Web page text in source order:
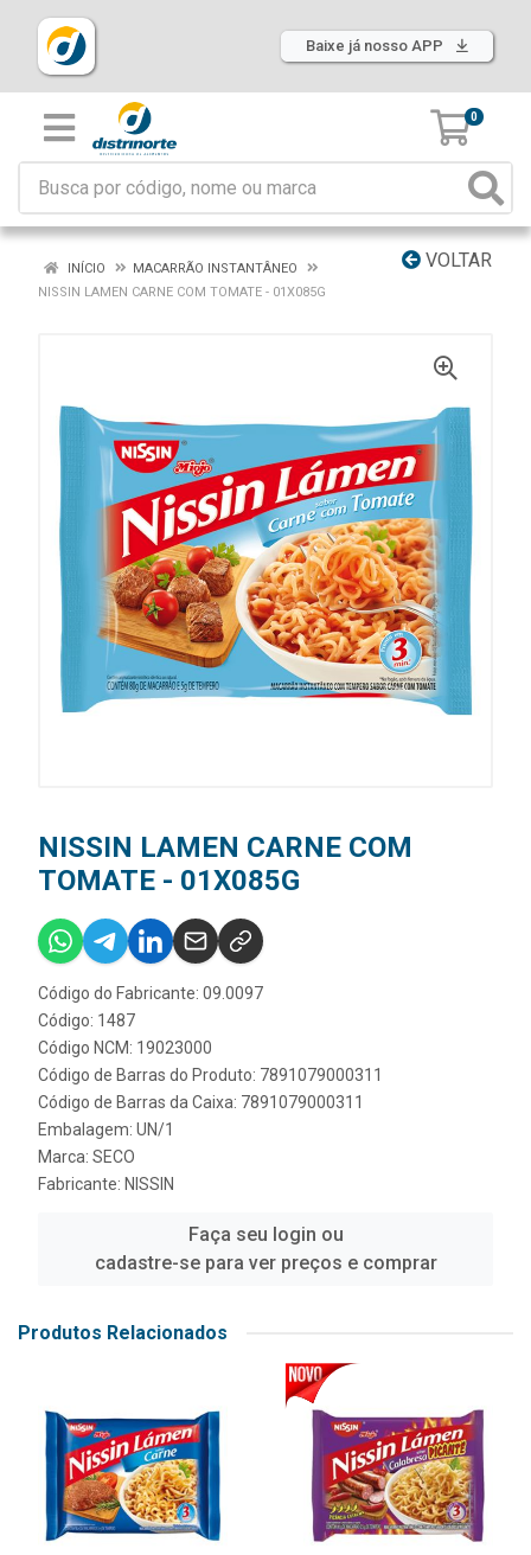
Baixe já nosso APP
0
VOLTAR
INÍCIO
MACARRÃO INSTANTÂNEO
NISSIN LAMEN CARNE COM TOMATE - 01X085G
NISSIN LAMEN CARNE COM
TOMATE - 01X085G
Código do Fabricante: 09.0097
Código: 1487
Código NCM: 19023000
Código de Barras do Produto: 7891079000311
Código de Barras da Caixa: 7891079000311
Embalagem: UN/1
Marca: SECO
Fabricante: NISSIN
Faça seu login ou
cadastre-se para ver preços e comprar
Produtos Relacionados